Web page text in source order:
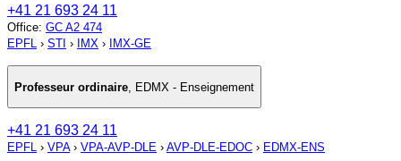
+41 21 693 24 11
Office: GC A2 474
EPFL › STI › IMX › IMX-GE
Professeur ordinaire EDMX - Enseignement
+41 21 693 24 11
EPFL › VPA› VPA-AVP-DLE › AVP-DLE-EDOC › EDMX-ENS